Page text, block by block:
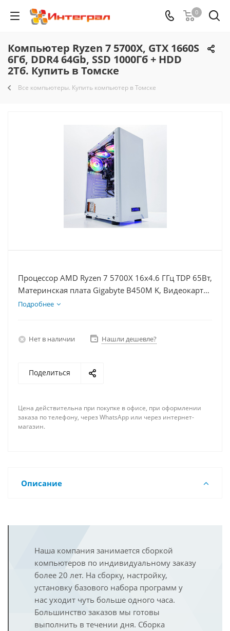
0
Компьютер Ryzen 7 5700X, GTX 1660S
6Гб, DDR4 64Gb, SSD 1000Гб + HDD
2Тб. Купить в Томске
Все компьютеры. Купить компьютер в Томске
Процессор AMD Ryzen 7 5700X 16x4.6 ГГц TDP 65Вт,
Материнская плата Gigabyte B450M K, Видеокарта
GTX 1660S 6Гб, Память DDR4 64Gb, Диски SSD
Подробнее
Нет в наличии Нашли дешевле?
Поделиться
Цена действительна при покупке в офисе, при оформлении
заказа по телефону, через WhatsApp или через интернет-
магазин.
Описание
Наша компания занимается сборкой
компьютеров по индивидуальному заказу
более 20 лет. На сборку, настройку,
установку базового набора программ у
нас уходит чуть больше одного часа.
Большинство заказов мы готовы
выполнить в течении дня. Сборка